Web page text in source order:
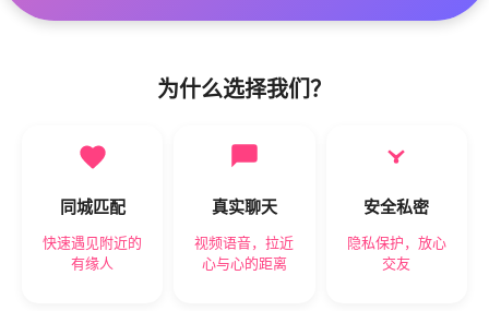
为什么选择我们？
同城匹配
快速遇见附近的
有缘人
真实聊天
视频语音，拉近
心与心的距离
安全私密
隐私保护，放心
交友